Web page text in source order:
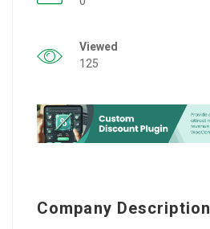
Viewed
125
Company Description